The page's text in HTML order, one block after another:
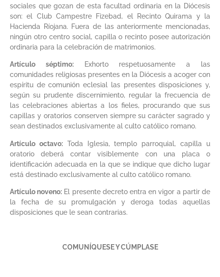
sociales que gozan de esta facultad ordinaria en la Diócesis
son: el Club Campestre Fizebad, el Recinto Quirama y la
Hacienda Ríojana. Fuera de las anteriormente mencionadas,
ningún otro centro social, capilla o recinto posee autorización
ordinaria para la celebración de matrimonios.
Artículo séptimo:Exhorto respetuosamente a las
comunidades religiosas presentes en la Diócesis a acoger con
espíritu de comunión eclesial las presentes disposiciones y,
según su prudente discernimiento, regular la frecuencia de
las celebraciones abiertas a los fieles, procurando que sus
capillas y oratorios conserven siempre su carácter sagrado y
sean destinados exclusivamente al culto católico romano.
Artículo octavo:Toda Iglesia, templo parroquial, capilla u
oratorio deberá contar visiblemente con una placa o
identificación adecuada en la que se indique que dicho lugar
está destinado exclusivamente al culto católico romano.
Artículo noveno: El presente decreto entra en vigor a partir de
la fecha de su promulgación y deroga todas aquellas
disposiciones que le sean contrarias.
COMUNÍQUESE Y CÚMPLASE